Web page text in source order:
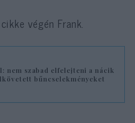
végén Frank.
nem szabad elfelejteni a nácik
bűncselekményeket